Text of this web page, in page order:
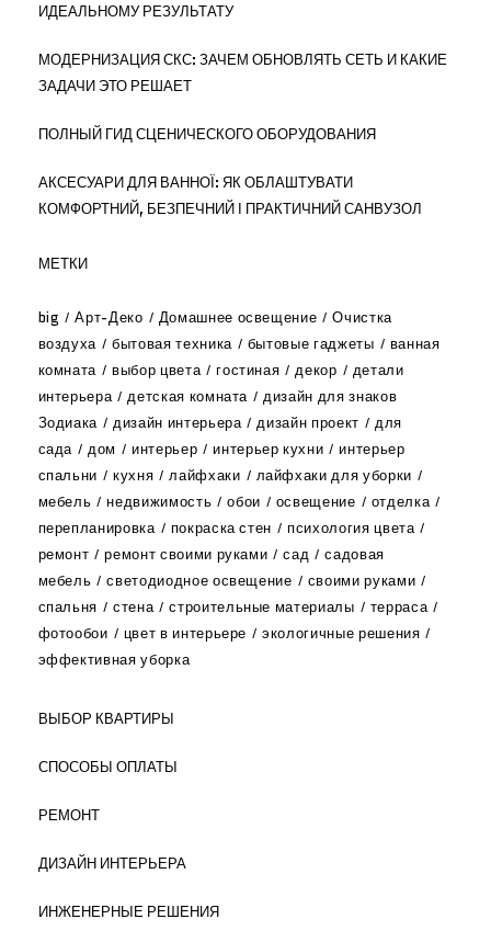
ИДЕАЛЬНОМУ РЕЗУЛЬТАТУ
МОДЕРНИЗАЦИЯ СКС: ЗАЧЕМ ОБНОВЛЯТЬ СЕТЬ И КАКИЕ
ЗАДАЧИ ЭТО РЕШАЕТ
ПОЛНЫЙ ГИД СЦЕНИЧЕСКОГО ОБОРУДОВАНИЯ
АКСЕСУАРИ ДЛЯ ВАННОЇ: ЯК ОБЛАШТУВАТИ
КОМФОРТНИЙ, БЕЗПЕЧНИЙ І ПРАКТИЧНИЙ САНВУЗОЛ
МЕТКИ
big Арт-Деко Домашнее освещение
Очистка
воздуха
бытовая техника бытовые гаджеты
ванная
комната
выбор цвета гостиная декор
детали
интерьера
детская комната
дизайн для знаков
Зодиака
дизайн интерьера дизайн проект
для
сада
дом интерьер интерьер кухни
интерьер
спальни
кухня лайфхаки
лайфхаки для уборки
мебель
недвижимость обои освещение
отделка
перепланировка
покраска стен
психология цвета
ремонт
ремонт своими руками сад
садовая
мебель
светодиодное освещение
своими руками
спальня
стена строительные материалы
терраса
фотообои
цвет в интерьере
экологичные решения
эффективная уборка
ВЫБОР КВАРТИРЫ
СПОСОБЫ ОПЛАТЫ
РЕМОНТ
ДИЗАЙН ИНТЕРЬЕРА
ИНЖЕНЕРНЫЕ РЕШЕНИЯ